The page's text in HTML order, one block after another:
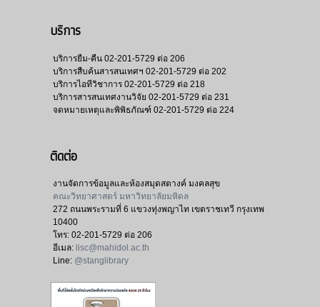
บริการ
บริการยืม-คืน 02-201-5729 ต่อ 206
บริการสืบค้นสารสนเทศฯ 02-201-5729 ต่อ 202
บริการไอทีวิชาการ 02-201-5729 ต่อ 218
บริการสารสนเทศงานวิจัย 02-201-5729 ต่อ 231
จดหมายเหตุและพิพิธภัณฑ์ 02-201-5729 ต่อ 224
ติดต่อ
งานจัดการข้อมูลและห้องสมุดสตางค์ มงคลสุข
คณะวิทยาศาสตร์ มหาวิทยาลัยมหิดล
272 ถนนพระรามที่ 6 แขวงทุ่งพญาไท เขตราชเทวี กรุงเทพ
10400
โทร: 02-201-5729 ต่อ 206
อีเมล: lisc@mahidol.ac.th
Line: @stanglibrary